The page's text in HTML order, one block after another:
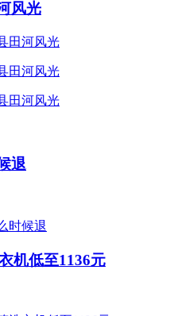
风光
退
机低至1136元